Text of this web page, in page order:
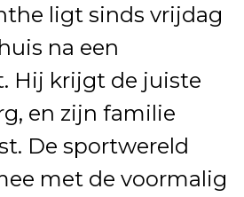
ligt sinds vrijdag
na een
Hij krijgt de juiste
en zijn familie
De sportwereld
met de voormalig